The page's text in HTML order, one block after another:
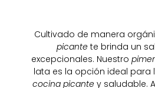
Cultivado de manera
picantete brinda un
excepcionales. Nuestro
lata es la opción ideal para
cocina picantey saludable.